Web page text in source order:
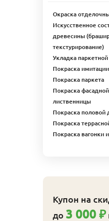
из массива
"Рюмка"
мм сорт
Окраска
Искусственное
древесины
текстурирование)
Укладка
Покраска
Покраска паркета
Покраска
лиственницы
Покраска половой
Покраска
Покраска вагонки
Купон на
до 3 000 ₽